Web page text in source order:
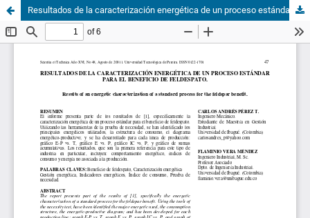
Resultados de la caracterización energética de un proceso estándar para el beneficio de feldespato.